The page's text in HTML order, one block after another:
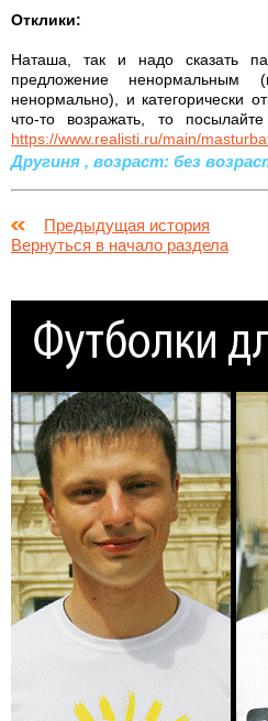
Отклики:
Наташа, так и надо сказать
предложение
ненормально), и категорически
что-то возражать, то
https://www.realisti.ru/main/
Другиня , возраст: без
Предыдущая история
Вернуться в начало раздела